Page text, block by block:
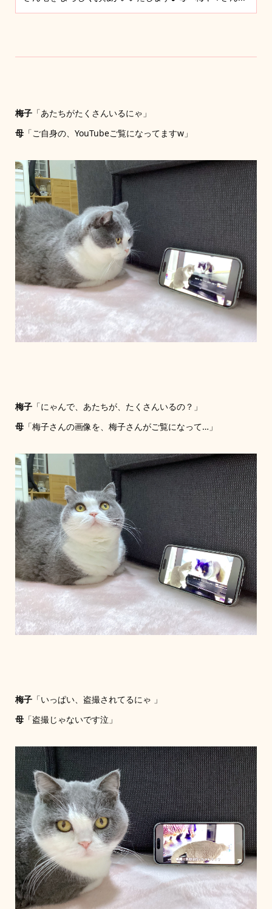
梅子「あたちがたくさんいるにゃ」
母「ご自身の、YouTubeご覧になってますw」
梅子「にゃんで、あたちが、たくさんいるの？」
母「梅子さんの画像を、梅子さんがご覧になって…」
梅子「いっぱい、盗撮されてるにゃ 」
母「盗撮じゃないです泣」